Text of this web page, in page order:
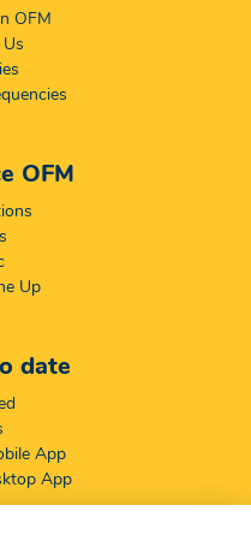
OFM
OFM
Up
date
App
App